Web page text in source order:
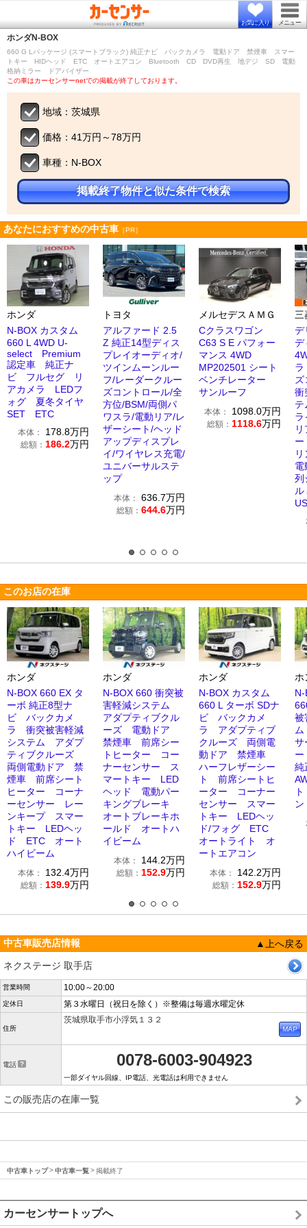
お気に入り メニュー
ホンダN-BOX
660 G Lパッケージ (スマートブラック) 純正ナビ バックカメラ 電動ドア 禁煙車 スマー
トキー HIDヘッド ETC オートエアコン Bluetooth CD DVD再生 地デジ SD 電動
格納ミラー ドアバイザー
この車はカーセンサーnetでの掲載が終了しております。
地域：茨城県
価格：41万円～78万円
車種：N-BOX
掲載終了物件と似た条件で検索
あなたにおすすめの中古車 ［PR］
ホンダ
N-BOX カスタム
660 L 4WD U-
select Premium
認定車 純正ナ
ビ フルセグ リ
アカメラ LEDフ
ォグ 夏冬タイヤ
SET ETC
本体： 178.8万円
総額： 186.2万円
トヨタ
アルファード 2.5
Z 純正14型ディス
プレイオーディオ/
ツインムーンルー
フ/レーダークルー
ズコントロール/全
方位/BSM/両側パ
ワスラ/電動リア/レ
ザーシート/ヘッド
アップディスプレ
イ/ワイヤレス充電/
ユニバーサルステ
ップ
本体： 636.7万円
総額： 644.6万円
メルセデスＡＭＧ
Cクラスワゴン
C63 S E パフォー
マンス 4WD
MP202501 シート
ベンチレーター
サンルーフ
本体： 1098.0万円
総額： 1118.6万円
三
デ
デ
衝
このお店の在庫
ホンダ
N-BOX 660 EX タ
ーボ 純正8型ナ
ビ バックカメ
ラ 衝突被害軽減
システム アダプ
ティブクルーズ
両側電動ドア 禁
煙車 前席シート
ヒーター コーナ
ーセンサー レー
ンキープ スマー
トキー LEDヘッ
ド ETC オート
ハイビーム
本体： 132.4万円
総額： 139.9万円
ホンダ
N-BOX 660 衝突被
害軽減システム
アダプティブクル
ーズ 電動ドア
禁煙車 前席シー
トヒーター コー
ナーセンサー ス
マートキー LED
ヘッド 電動パー
キングブレーキ
オートブレーキホ
ールド オートハ
イビーム
本体： 144.2万円
総額： 152.9万円
ホンダ
N-BOX カスタム
660 L ターボ SDナ
ビ バックカメ
ラ アダプティブ
クルーズ 両側電
動ドア 禁煙車
ハーフレザーシー
ト 前席シートヒ
ーター コーナー
センサー スマー
トキー LEDヘッ
ド/フォグ ETC
オートライト オ
ートエアコン
本体： 142.2万円
総額： 152.9万円
ホ
被
サ
純
ン
中古車販売店情報
▲上へ戻る
ネクステージ 取手店
営業時間 10:00～20:00
定休日 第３水曜日（祝日を除く）※整備は毎週水曜定休
住所
茨城県取手市小浮気１３２
電話 0078-6003-904923
一部ダイヤル回線、IP電話、光電話は利用できません
この販売店の在庫一覧
中古車トップ 中古車一覧 掲載終了
カーセンサートップへ